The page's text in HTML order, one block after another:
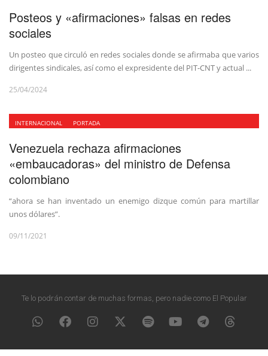
Posteos y «afirmaciones» falsas en redes
sociales
Un posteo que circuló en redes sociales donde se afirmaba que varios
dirigentes sindicales, así como el expresidente del PIT-CNT y actual ...
25/04/2024
INTERNACIONAL PORTADA
Venezuela rechaza afirmaciones
«embaucadoras» del ministro de Defensa
colombiano
“ahora se han inventado un enemigo dizque común para martillar
unos dólares”.
09/11/2021
Te lo podrán contar de muchas formas, pero nadie como El Popular